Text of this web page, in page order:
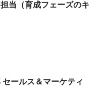
当（育成フェーズのキ
ールス＆マーケティ